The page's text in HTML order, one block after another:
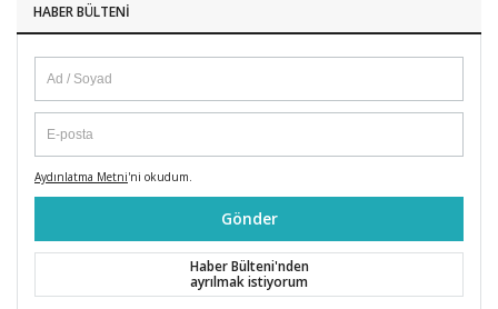
HABER BÜLTENI
Aydınlatma Metni'ni okudum.
Gönder
Haber Bülteni'nden
ayrılmak istiyorum